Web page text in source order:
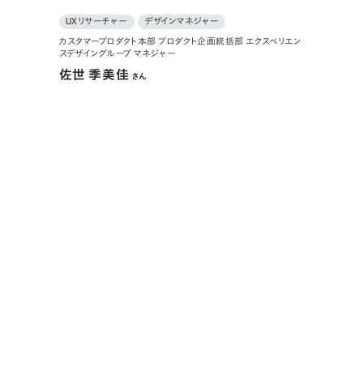
UXリサーチャー
デザインマネジャー
カスタマープロダクト本部 プロダクト企画統括部 エクスペリエン
スデザイングループ マネジャー
佐世 季美佳 さん